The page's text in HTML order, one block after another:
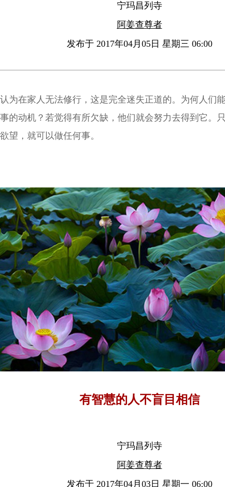
宁玛昌列寺
阿姜查尊者
发布于 2017年04月05日 星期三 06:00
认为在家人无法修行，这是完全迷失正道的。为何人们
事的动机？若觉得有所欠缺，他们就会努力去得到它。
欲望，就可以做任何事。
有智慧的人不盲目相信
宁玛昌列寺
阿姜查尊者
发布于 2017年04月03日 星期一 06:00